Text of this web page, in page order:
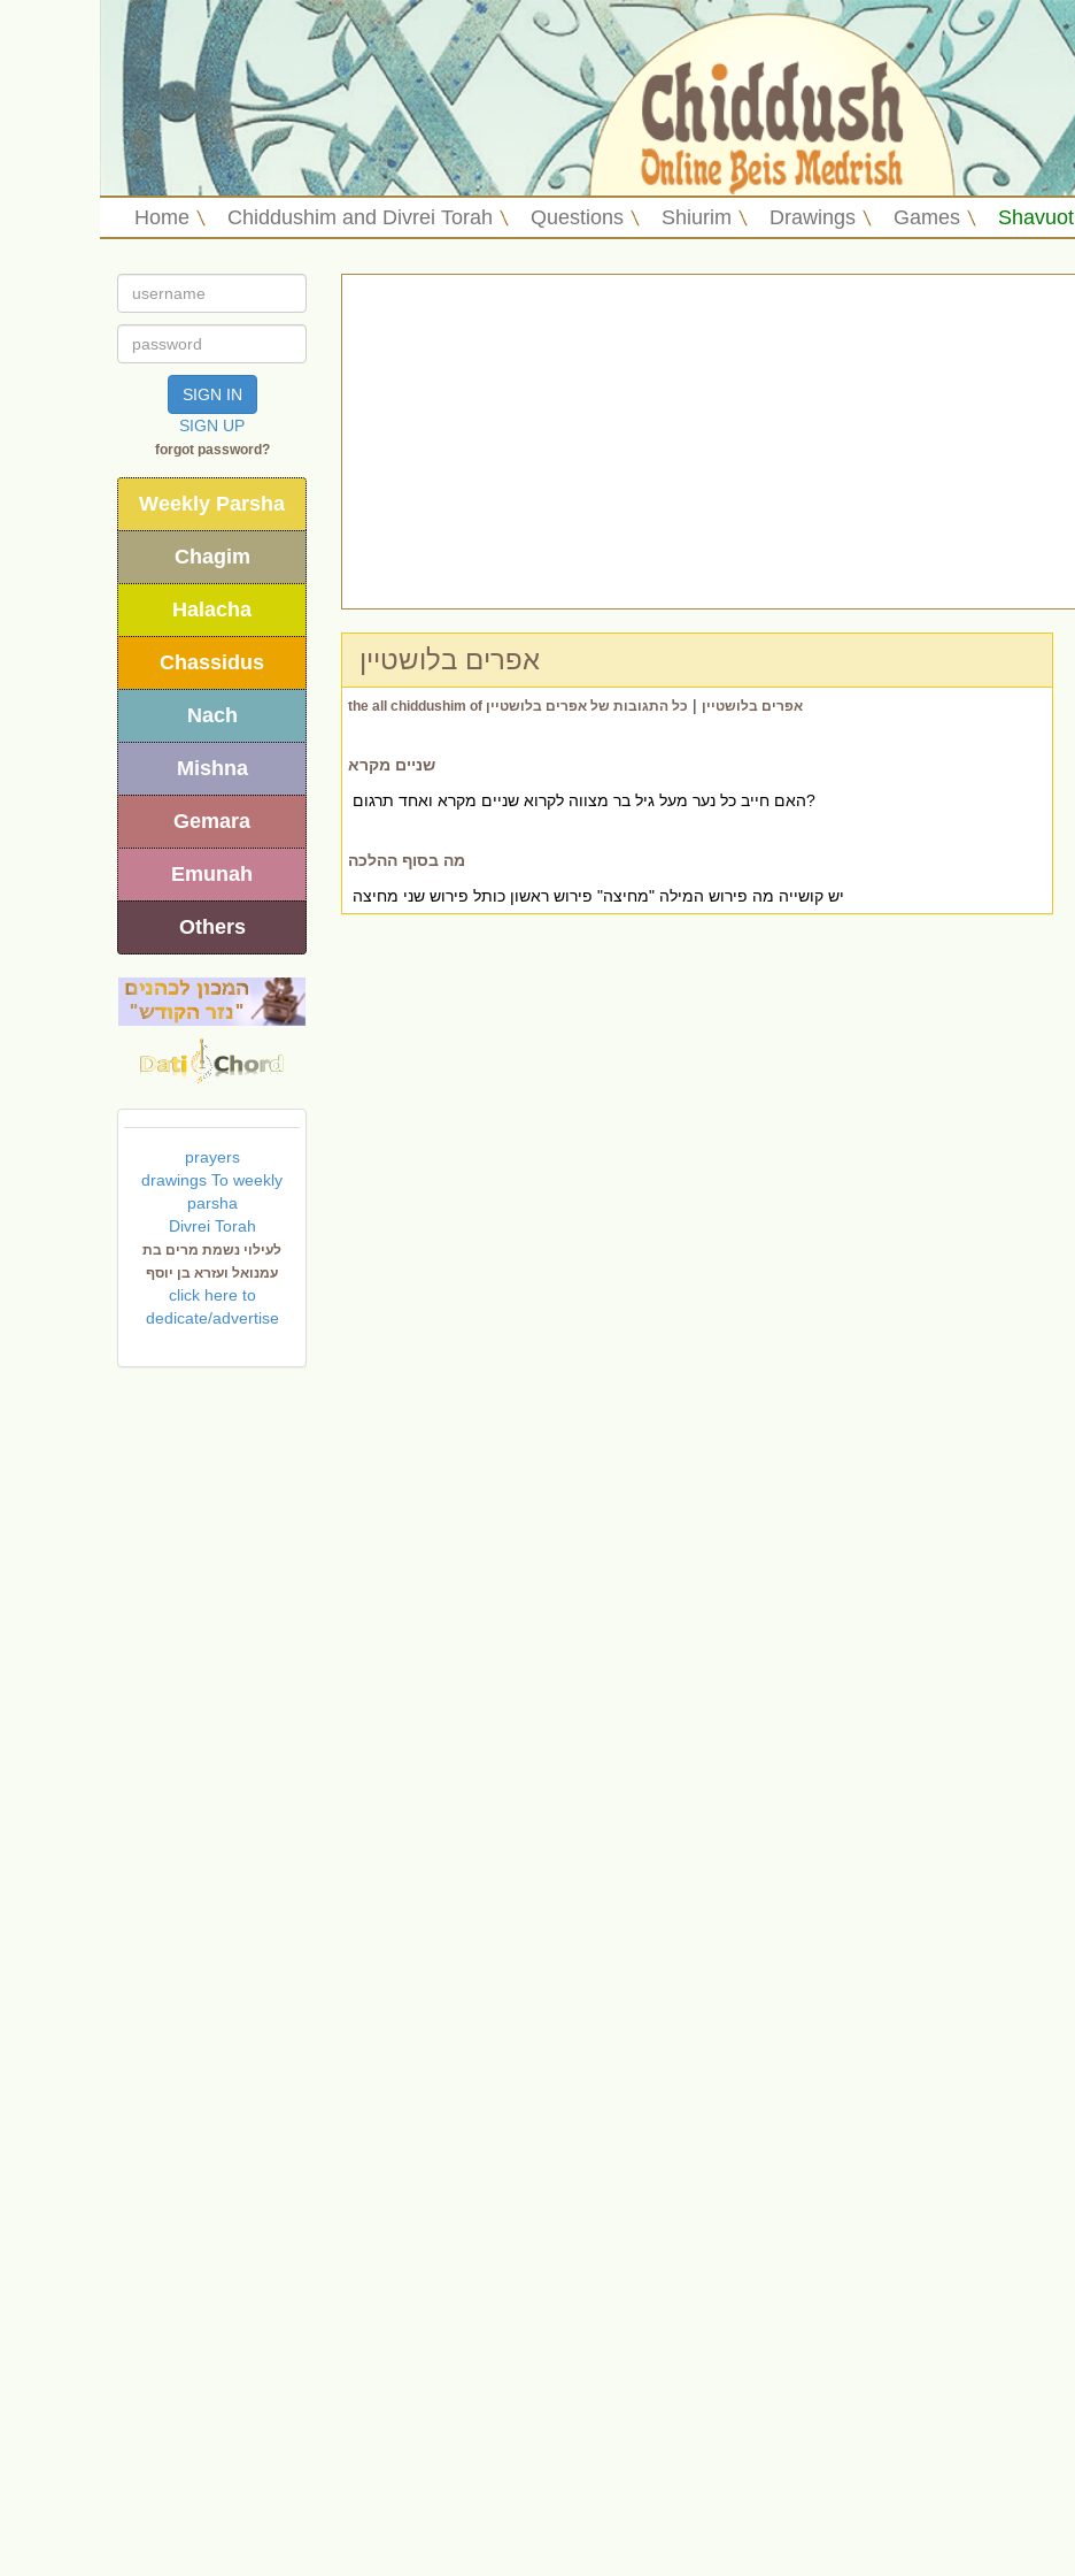
Home Chiddushim and Divrei Torah Questions Shiurim Drawings Games Shavuot
SIGN IN
SIGN UP
forgot password?
Weekly Parsha
Chagim
Halacha
Chassidus
Nach
Mishna
Gemara
Emunah
Others
prayers
drawings To weekly
parsha
Divrei Torah
לעילוי נשמת מרים בת
עמנואל ועזרא בן יוסף
click here to
dedicate/advertise
אפרים בלושטיין
the all chiddushim of אפרים בלושטיין | כל התגובות של אפרים בלושטיין
שניים מקרא
האם חייב כל נער מעל גיל בר מצווה לקרוא שניים מקרא ואחד תרגום?
מה בסוף ההלכה
יש קושייה מה פירוש המילה "מחיצה" פירוש ראשון כותל פירוש שני מחיצה